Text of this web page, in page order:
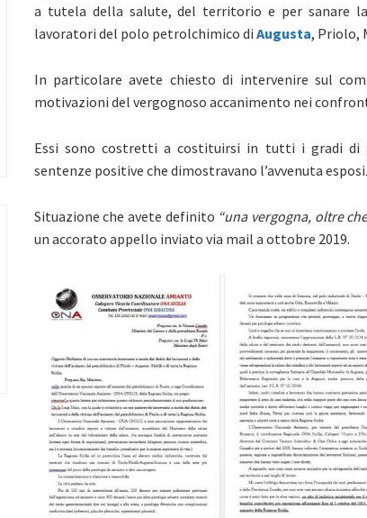
a tutela della salute, del territorio e per sanare
lavoratori del polo petrolchimico di Augusta, Priolo,
In particolare avete chiesto di intervenire sul
motivazioni del vergognoso accanimento nei
Essi sono costretti a costituirsi in tutti i gradi di
sentenze positive che dimostravano l’avvenuta
Situazione che avete definito “una vergogna, oltre
un accorato appello inviato via mail a ottobre 2019.